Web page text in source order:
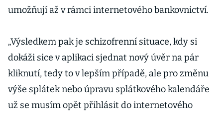
umožňují až v rámci internetového bankovnictví.
„Výsledkem pak je schizofrenní situace, kdy si
dokáži sice v aplikaci sjednat nový úvěr na pár
kliknutí, tedy to v lepším případě, ale pro změnu
výše splátek nebo úpravu splátkového kalendáře
už se musím opět přihlásit do internetového